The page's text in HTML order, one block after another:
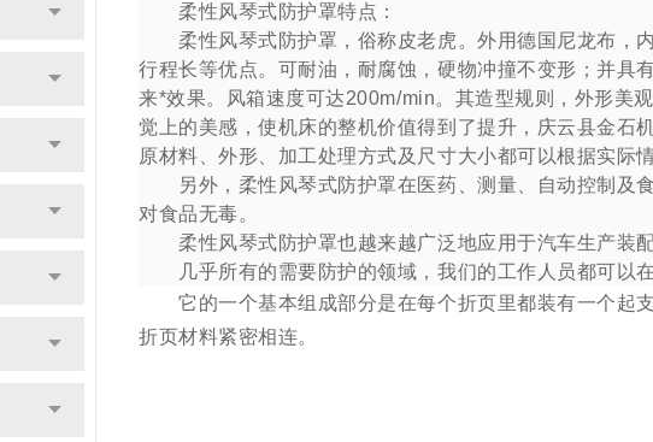
柔性风琴式防护罩特点：
柔性风琴式防护罩，俗称皮老虎。外用德国尼龙布，内
行程长等优点。可耐油，耐腐蚀，硬物冲撞不变形；并具
来*效果。风箱速度可达200m/min。其造型规则，外形美
觉上的美感，使机床的整机价值得到了提升，庆云县金石
原材料、外形、加工处理方式及尺寸大小都可以根据实际情
另外，柔性风琴式防护罩在医药、测量、自动控制及食
对食品无毒。
柔性风琴式防护罩也越来越广泛地应用于汽车生产装配
几乎所有的需要防护的领域，我们的工作人员都可以在
它的一个基本组成部分是在每个折页里都装有一个起
折页材料紧密相连。